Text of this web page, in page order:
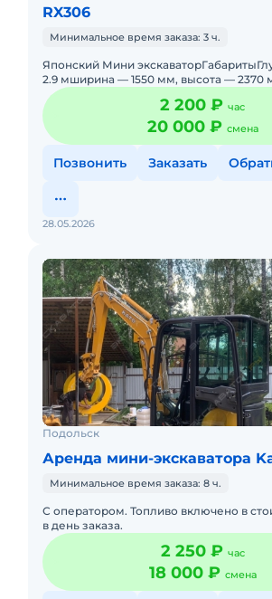
RX306
Минимальное время заказа: 3 ч.
Японский Мини
2.9 мширина — 1550 мм, высота — 2370
Робот позволяет работать
2 200 ₽ час
20 000 ₽ смена
Позвонить Заказать
28.05.2026
Подольск
Аренда мини-экскаватора
Минимальное время заказа: 8 ч.
С оператором. Топливо включено в
в день заказа.
2 250 ₽ час
18 000 ₽ смена